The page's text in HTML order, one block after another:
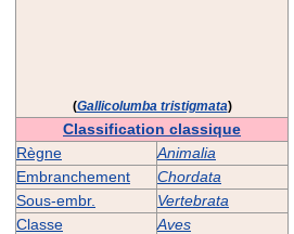
(Gallicolumba tristigmata)
Classification classique
Règne
Animalia
Embranchement
Chordata
Sous-embr.
Vertebrata
Classe
Aves